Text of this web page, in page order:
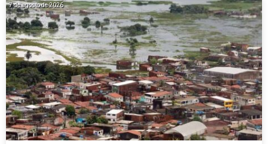
7 de agosto de 2026